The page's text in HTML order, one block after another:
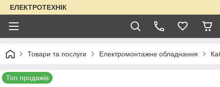
ЕЛЕКТРОТЕХНІК
Товари та послуги Електромонтажне обладнання
Топ продажів